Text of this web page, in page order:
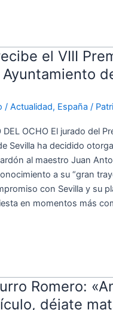
el VIII
/ Actualidad, España /
DEL OCHO El jurado del
Sevilla ha decidido
al maestro Juan
a su “gran
con Sevilla y su
en momentos más
Romero:
déjate